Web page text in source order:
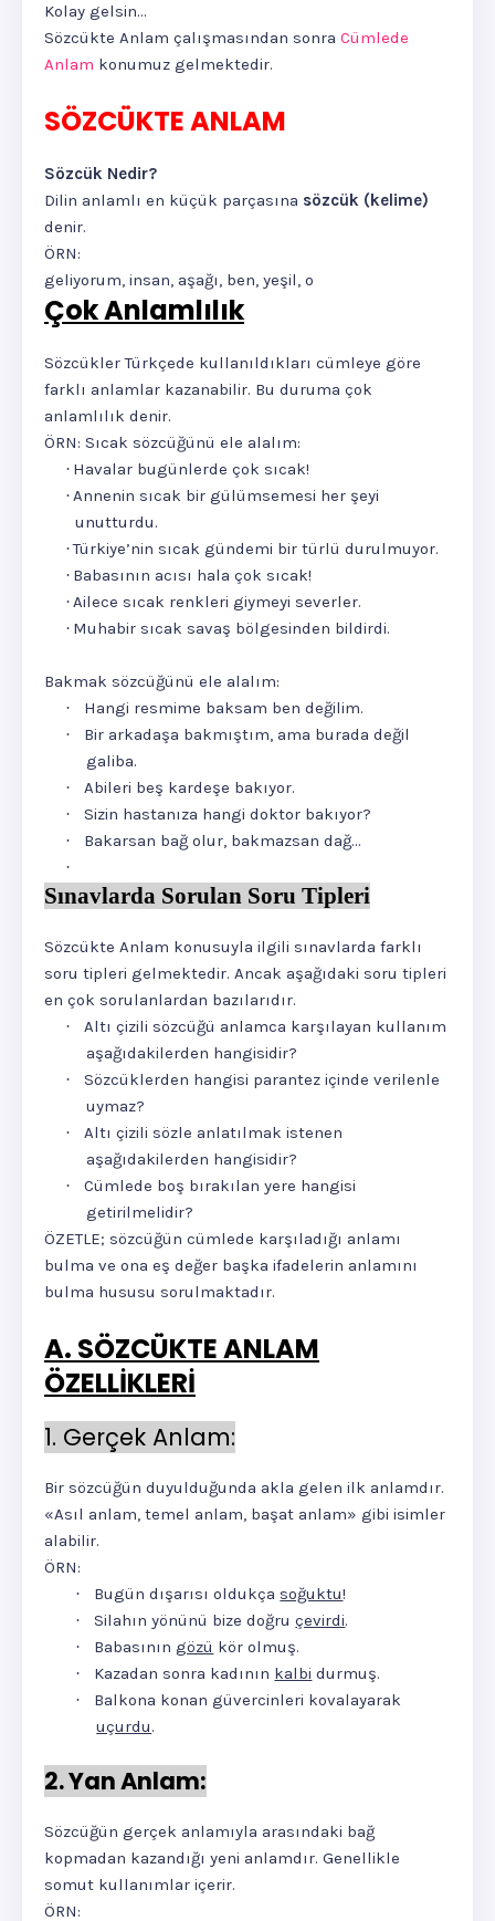
Kolay gelsin...
Sözcükte Anlam çalışmasından sonra Cümlede
Anlam konumuz gelmektedir.
SÖZCÜKTE ANLAM
Sözcük Nedir?
Dilin anlamlı en küçük parçasına sözcük (kelime)
denir.
ÖRN:
geliyorum, insan, aşağı, ben, yeşil, o
Çok Anlamlılık
Sözcükler Türkçede kullanıldıkları cümleye göre
farklı anlamlar kazanabilir. Bu duruma çok
anlamlılık denir.
ÖRN: Sıcak sözcüğünü ele alalım:
· Havalar bugünlerde çok sıcak!
·Annenin sıcak bir gülümsemesi her şeyi
unutturdu.
·Türkiye’nin sıcak gündemi bir türlü durulmuyor.
· Babasının acısı hala çok sıcak!
·Ailece sıcak renkleri giymeyi severler.
· Muhabir sıcak savaş bölgesinden bildirdi.
Bakmak sözcüğünü ele alalım:
· Hangi resmime baksam ben değilim.
·
Bir arkadaşa bakmıştım, ama burada değil
galiba.
· Abileri beş kardeşe bakıyor.
· Sizin hastanıza hangi doktor bakıyor?
· Bakarsan bağ olur, bakmazsan dağ…
·
Sınavlarda Sorulan Soru Tipleri
Sözcükte Anlam konusuyla ilgili sınavlarda farklı
soru tipleri gelmektedir. Ancak aşağıdaki soru tipleri
en çok sorulanlardan bazılarıdır.
·
Altı çizili sözcüğü anlamca karşılayan kullanım
aşağıdakilerden hangisidir?
·
Sözcüklerden hangisi parantez içinde verilenle
uymaz?
·
Altı çizili sözle anlatılmak istenen
aşağıdakilerden hangisidir?
·
Cümlede boş bırakılan yere hangisi
getirilmelidir?
ÖZETLE; sözcüğün cümlede karşıladığı anlamı
bulma ve ona eş değer başka ifadelerin anlamını
bulma hususu sorulmaktadır.
A. SÖZCÜKTE ANLAM
ÖZELLİKLERİ
1. Gerçek Anlam:
Bir sözcüğün duyulduğunda akla gelen ilk anlamdır.
«Asıl anlam, temel anlam, başat anlam» gibi isimler
alabilir.
ÖRN:
· Bugün dışarısı oldukça soğuktu!
· Silahın yönünü bize doğruçevirdi.
· Babasınıngözü kör olmuş.
· Kazadan sonra kadının kalbi durmuş.
·
Balkona konan güvercinleri kovalayarak
uçurdu.
2. Yan Anlam:
Sözcüğün gerçek anlamıyla arasındaki bağ
kopmadan kazandığı yeni anlamdır. Genellikle
somut kullanımlar içerir.
ÖRN: